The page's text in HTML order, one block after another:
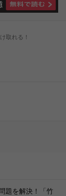
取れる！
題を解決！「竹